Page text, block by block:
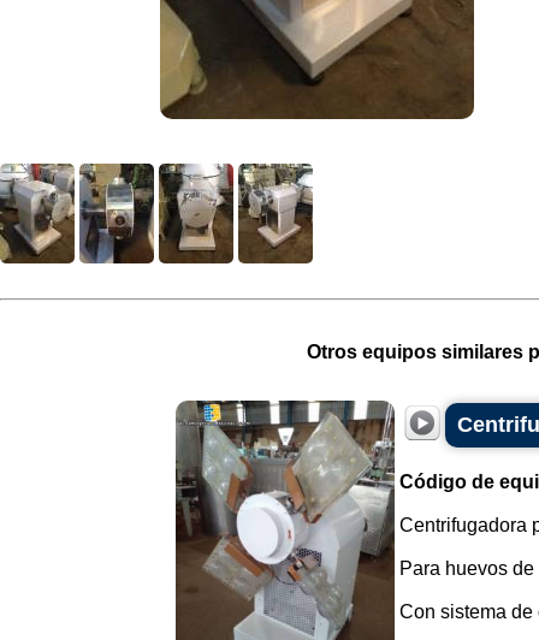
Otros equipos similares
Código de
Centrifugadora
Para huevos
Con sistema